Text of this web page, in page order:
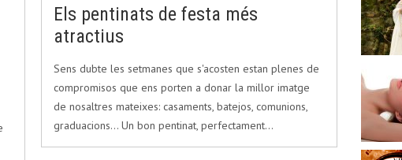
Els pentinats de festa més
atractius
Sens dubte les setmanes que s'acosten estan plenes de
compromisos que ens porten a donar la millor imatge
de nosaltres mateixes: casaments, batejos, comunions,
graduacions... Un bon pentinat, perfectament…